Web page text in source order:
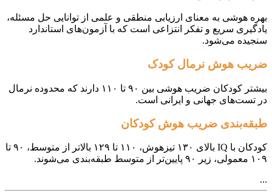
بهره هوشی به معنای ارزیابی منطقی و علمی از توانایی حل مسئله،
یادگیری سریع و تفکر انتزاعی است که با آزمون‌های استاندارد
سنجیده می‌شود.
ضریب هوش نرمال کودک
بیشتر کودکان ضریب هوشی بین ۹۰ تا ۱۱۰ دارند که محدوده نرمال
در تست‌های جهانی و ایرانی است.
طبقه‌بندی ضریب هوش کودکان
کودکان با IQ بالای ۱۳۰ تیزهوش، ۱۱۰ تا ۱۲۹ بالاتر از متوسط، ۹۰ تا
۱۰۹ معمولی، زیر ۹۰ پایین‌تر از متوسط طبقه‌بندی می‌شوند.
...